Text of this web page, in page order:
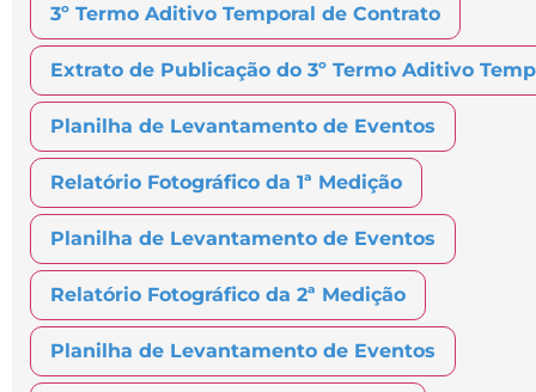
3º Termo Aditivo Temporal de Contrato
Extrato de Publicação do 3º Termo Aditivo
Planilha de Levantamento de Eventos
Relatório Fotográfico da 1ª Medição
Planilha de Levantamento de Eventos
Relatório Fotográfico da 2ª Medição
Planilha de Levantamento de Eventos